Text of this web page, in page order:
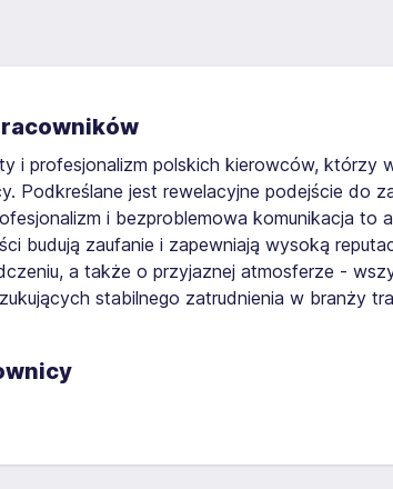
i profesjonalizm polskich kierowców, którzy
Podkreślane jest rewelacyjne podejście do
i bezproblemowa komunikacja to
budują zaufanie i zapewniają wysoką
a także o przyjaznej atmosferze -
stabilnego zatrudnienia w branży